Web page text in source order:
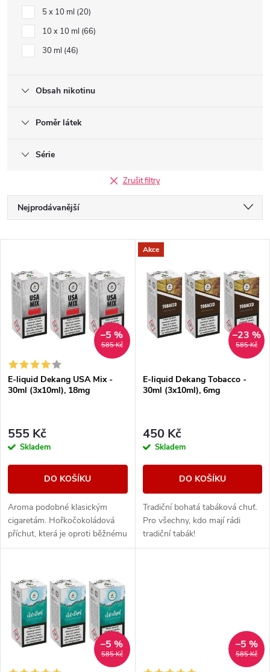
5 x 10 ml 20
10 x 10 ml 66
30 ml 46
Obsah nikotinu
Poměr látek
Série
Zrušit filtry
Ř
a
z
e
n
í
p
r
o
u
k
ů
Nejprodávanější
Nejdražší
Abecedně
ý
p
s
p
r
o
d
u
k
t
ů
585 Kč
–5 %
E-liquid Dekang USA Mix -
30ml (3x10ml), 18mg
555 Kč
Skladem
DO KOŠÍKU
Aroma podobné klasickým
cigaretám. Hořkočokoládová
příchut, která je oproti běžnému
tabáku jemnější a nasládlejší. Z
Akce
585 Kč
–23 %
E-liquid Dekang Tobacco -
30ml (3x10ml), 6mg
450 Kč
Skladem
DO KOŠÍKU
Tradiční bohatá tabáková chuť.
Pro všechny, kdo mají rádi
tradiční tabák!
585 Kč
–5 %
585 Kč
–5 %